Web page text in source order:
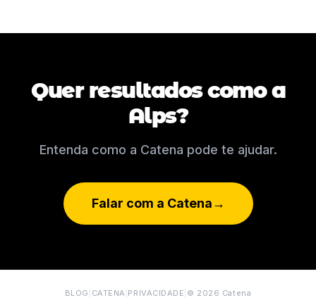
Quer resultados como a
Alps?
Entenda como a Catena pode te ajudar.
Falar com a Catena→
BLOG CATENA PRIVACIDADE © 2026 Catena